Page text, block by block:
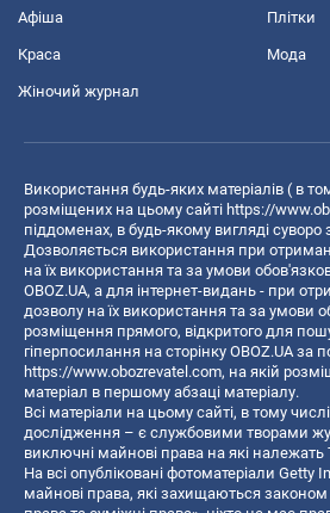
Афіша Плітки
Краса Мода
Жіночий журнал
Використання будь-яких матеріалів ( в
розміщених на цьому сайті https://
піддоменах, в будь-якому вигляді суворо
Дозволяється використання при
на їх використання та за умови
OBOZ.UA, а для інтернет-видань - при
дозволу на їх використання та за умови
розміщення прямого, відкритого для
гіперпосилання на сторінку OBOZ.UA за
https://www.obozrevatel.com, на якій
матеріал в першому абзаці матеріалу.
Всі матеріали на цьому сайті, в тому числі
дослідження – є службовими творами
виключні майнові права на які
На всі опубліковані фотоматеріали Getty
майнові права, які захищаються законом